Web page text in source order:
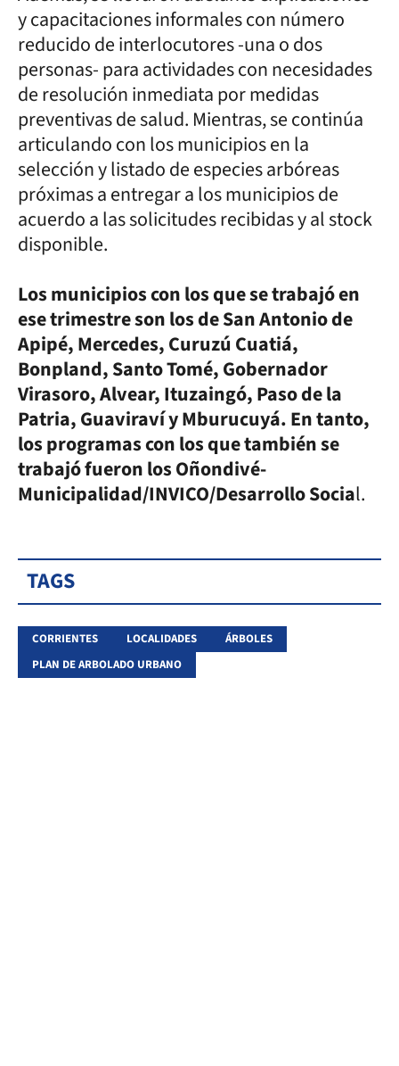
y capacitaciones informales con número
reducido de interlocutores -una o dos
personas- para actividades con necesidades
de resolución inmediata por medidas
preventivas de salud. Mientras, se continúa
articulando con los municipios en la
selección y listado de especies arbóreas
próximas a entregar a los municipios de
acuerdo a las solicitudes recibidas y al stock
disponible.
Los municipios con los que se trabajó en
ese trimestre son los de San Antonio de
Apipé, Mercedes, Curuzú Cuatiá,
Bonpland, Santo Tomé, Gobernador
Virasoro, Alvear, Ituzaingó, Paso de la
Patria, Guaviraví y Mburucuyá. En tanto,
los programas con los que también se
trabajó fueron los Oñondivé-
Municipalidad/INVICO/Desarrollo Social.
TAGS
CORRIENTES LOCALIDADES
ÁRBOLES
PLAN DE ARBOLADO URBANO